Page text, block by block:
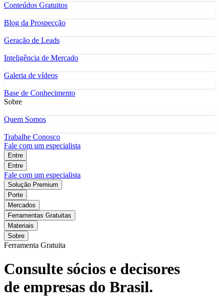
Conteúdos Gratuitos
Blog da Prospecção
Geração de Leads
Inteligência de Mercado
Galeria de vídeos
Base de Conhecimento
Sobre
Quem Somos
Trabalhe Conosco
Fale com um especialista
Entre
Entre
Fale com um especialista
Solução Premium
Porte
Mercados
Ferramentas Gratuitas
Materiais
Sobre
Ferramenta Gratuita
Consulte sócios e decisores
de empresas do Brasil.